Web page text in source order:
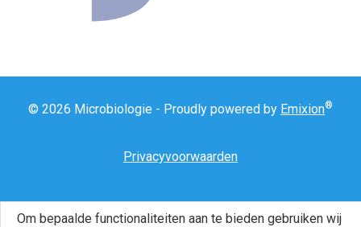
© 2026 Microbiologie - Proudly powered by Emixion®
Privacyvoorwaarden
Disclaimer
Om bepaalde functionaliteiten aan te bieden gebruiken wij